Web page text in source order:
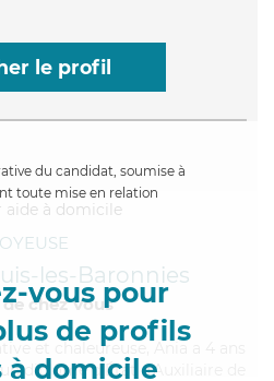
le profil
du candidat, soumise à
toute mise en relation
vous pour
de profils
à domicile
les-Baronnies
chez Vous
et chaleureuse, Ania a 4 ans
diplôme d'État d'Auxiliaire de